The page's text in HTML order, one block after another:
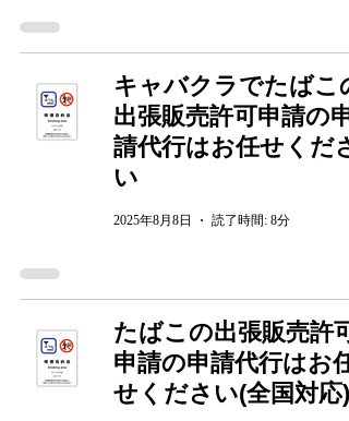
キャバクラでたばこ
出張販売許可申請の申
請代行はお任せくださ
い
2025年8月8日 読了時間: 8分
たばこの出張販売許可
申請の申請代行はお任
せください(全国対応)